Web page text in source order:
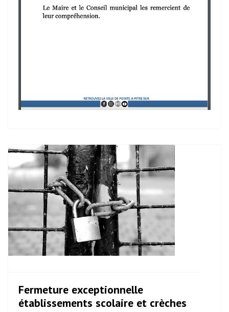
Fermeture exceptionnelle
établissements scolaire et crèches